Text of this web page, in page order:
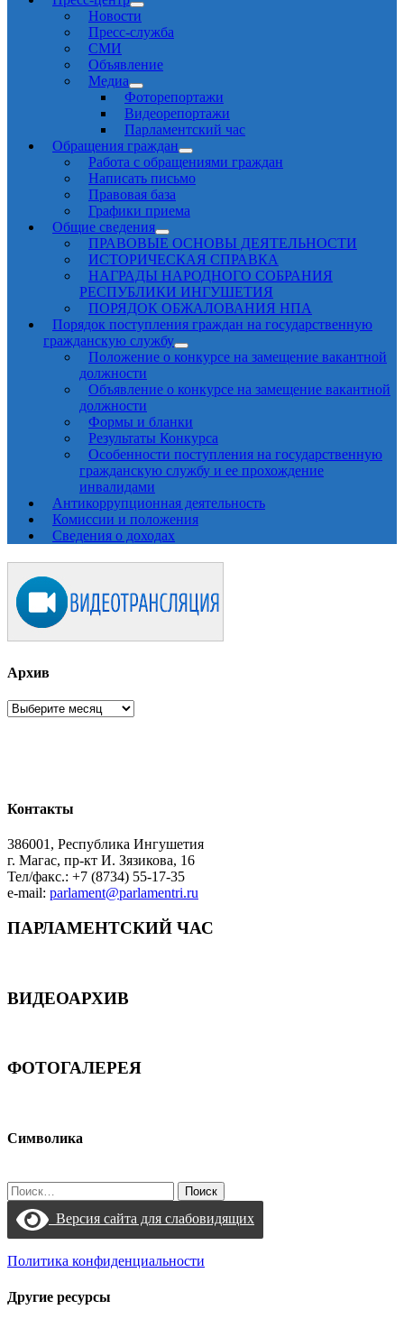
Новости
Пресс-служба
СМИ
Объявление
Медиа
Фоторепортажи
Видеорепортажи
Парламентский час
Обращения граждан
Работа с обращениями граждан
Написать письмо
Правовая база
Графики приема
Общие сведения
ПРАВОВЫЕ ОСНОВЫ ДЕЯТЕЛЬНОСТИ
ИСТОРИЧЕСКАЯ СПРАВКА
НАГРАДЫ НАРОДНОГО СОБРАНИЯ
РЕСПУБЛИКИ ИНГУШЕТИЯ
ПОРЯДОК ОБЖАЛОВАНИЯ НПА
Порядок поступления граждан на государственную
гражданскую службу
Положение о конкурсе на замещение вакантной
должности
Объявление о конкурсе на замещение вакантной
должности
Формы и бланки
Результаты Конкурса
Особенности поступления на государственную
гражданскую службу и ее прохождение
инвалидами
Антикоррупционная деятельность
Комиссии и положения
Сведения о доходах
Архив
Архив
Контакты
386001, Республика Ингушетия
г. Магас, пр-кт И. Зязикова, 16
Тел/факс.: +7 (8734) 55-17-35
e-mail: parlament@parlamentri.ru
ПАРЛАМЕНТСКИЙ ЧАС
ВИДЕОАРХИВ
ФОТОГАЛЕРЕЯ
Символика
Найти:
Версия сайта для слабовидящих
Политика конфиденциальности
Другие ресурсы